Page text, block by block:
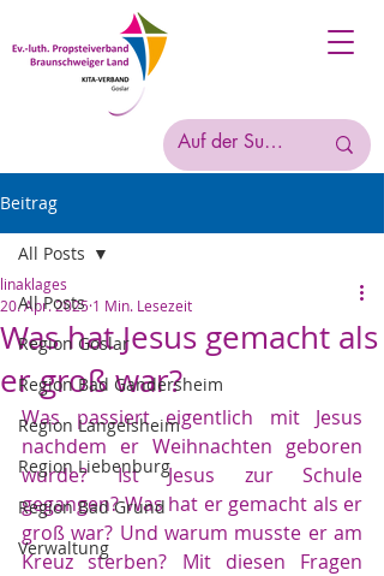
Beitrag
All Posts
Region Goslar
Region Bad Gandersheim
Region Langelsheim
Region Liebenburg
Region Bad Grund
Verwaltung
All Posts
Was hat Jesus gemacht als
er groß war?
linaklages
20. Apr. 2025 1 Min. Lesezeit
Was passiert eigentlich mit Jesus
nachdem er Weihnachten geboren
wurde? Ist Jesus zur Schule
gegangen? Was hat er gemacht als er
groß war? Und warum musste er am
Kreuz sterben? Mit diesen Fragen